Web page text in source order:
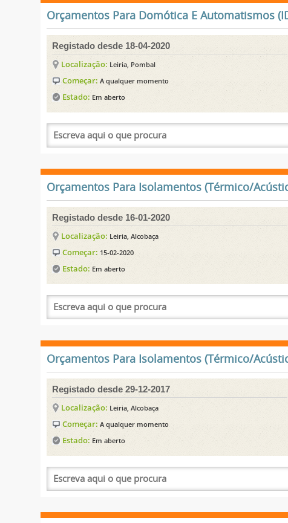
Orçamentos Para Domótica E Automatismos
Registado desde 18-04-2020
Localização: Leiria, Pombal
Começar:A qualquer momento
Estado: Em aberto
Orçamentos Para Isolamentos (Térmico/
Registado desde 16-01-2020
Localização: Leiria, Alcobaça
Começar: 15-02-2020
Estado: Em aberto
Orçamentos Para Isolamentos (Térmico/
Registado desde 29-12-2017
Localização: Leiria, Alcobaça
Começar:A qualquer momento
Estado: Em aberto